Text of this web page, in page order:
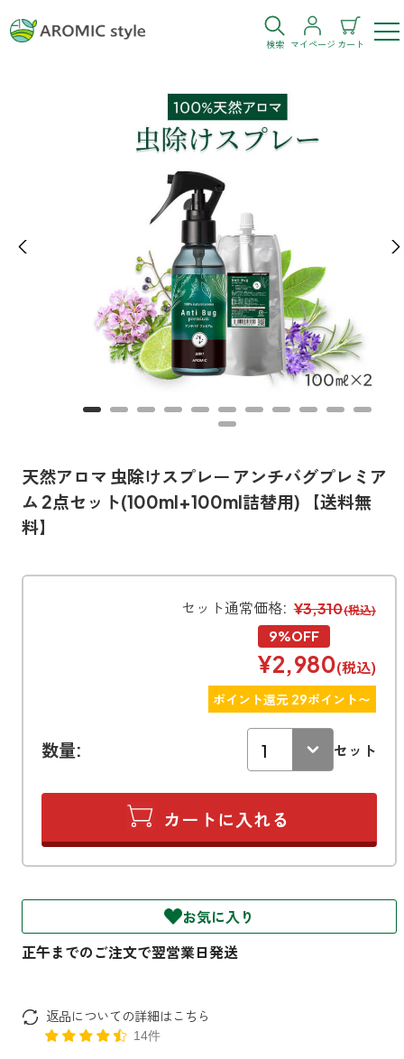
検索 マイページ カート
新規会員登録
お部屋・シーン
トイレ
トイレ空間を快適にしたい
寝室
ぐっすり眠れる空間にしたい
帰宅・来客時も心地よくしたい
リビング
キッチン・水まわり
ドライブ時間を快適にしたい
お出かけ・アウトドア
外出先でも快適に過ごしたい
目的・お悩み
消臭
製品タイプ
アロマディフューザー
アロミック・ミニ
どこでも
リードディフューザー
ねむりの魔法
ペパーミント＆ユーカリ
シューズフレッシュプラス
衣類・ファブリック用
ファブリックミスト
ラベンダー
睡眠用
ボディミスト
アロミックデオ
マスククリップ
次亜塩素酸水ジアケア
商品一覧
新商品
わたしたちについて
読みもの
天然アロマ 虫除けスプレー アンチバグプレミア
ム 2点セット(100ml+100ml詰替用) 【送料無
料】
セット通常価格: ¥3,310(税込)
9%OFF
¥2,980(税込)
ポイント還元 29ポイント〜
数量: セット
お気に入り
返品についての詳細はこちら
14件